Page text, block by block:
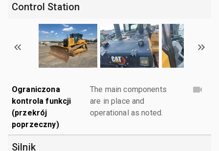
Control Station
Ograniczona
kontrola funkcji
(przekrój
poprzeczny)
The main components
are in place and
operational as noted.
Silnik